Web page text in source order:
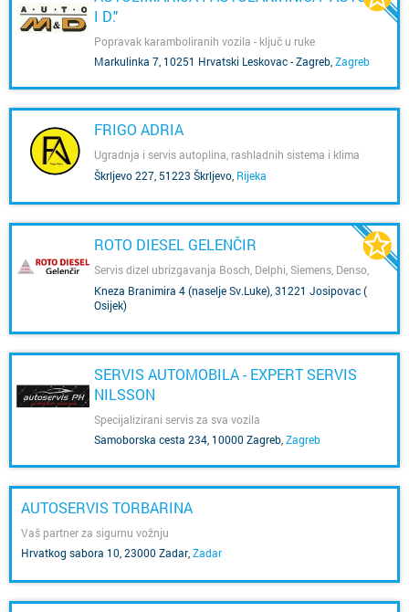
I D."
Popravak karamboliranih vozila - ključ u ruke
Markulinka 7, 10251 Hrvatski Leskovac - Zagreb Zagreb
FRIGO ADRIA
Ugradnja i servis autoplina, rashladnih sistema i klima
uređaja
Škrljevo 227, 51223 Škrljevo Rijeka
ROTO DIESEL GELENČIR
Servis dizel ubrizgavanja Bosch, Delphi, Siemens, Denso,
VDO, Continental
Kneza Branimira 4 (naselje Sv.Luke), 31221 Josipovac (
Osijek)
SERVIS AUTOMOBILA - EXPERT SERVIS
NILSSON
Specijalizirani servis za sva vozila
Samoborska cesta 234, 10000 Zagreb,Zagreb
AUTOSERVIS TORBARINA
Vaš partner za sigurnu vožnju
Hrvatkog sabora 10, 23000 Zadar,Zadar